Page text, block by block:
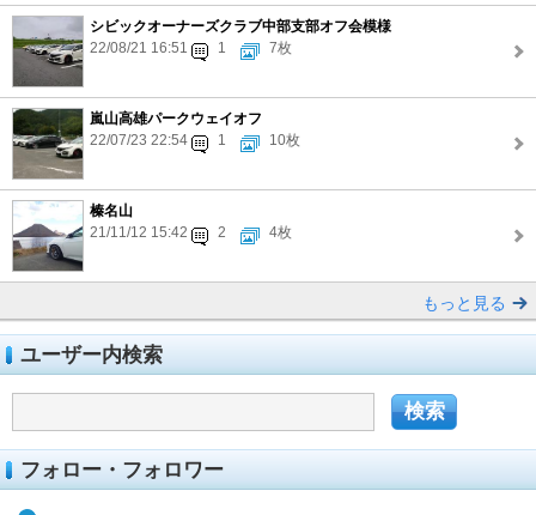
シビックオーナーズクラブ中部支部オフ会模様
22/08/21 16:51
1 7枚
嵐山高雄パークウェイオフ
22/07/23 22:54
1 10枚
榛名山
21/11/12 15:42
2 4枚
もっと見る
ユーザー内検索
フォロー・フォロワー